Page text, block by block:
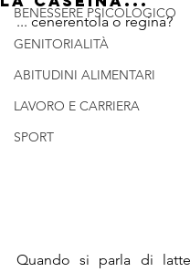
BENESSERE PSICOLOGICO
GENITORIALITÀ
ABITUDINI ALIMENTARI
LAVORO E CARRIERA
SPORT
... cenerentola o regina?
Quando si parla di